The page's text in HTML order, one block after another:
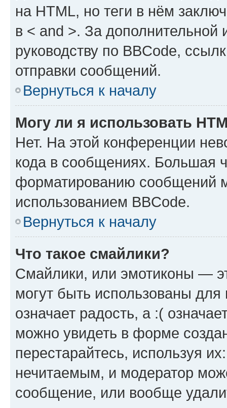
на HTML, но теги в нём
в < and >. За
руководству по BBCode,
отправки сообщений.
Вернуться к началу
Могу ли я использовать
Нет. На этой конференции
кода в сообщениях. Большая
форматированию сообщений
использованием BBCode.
Вернуться к началу
Что такое смайлики?
Смайлики, или эмотиконы —
могут быть использованы
означает радость, а :(
можно увидеть в форме
перестарайтесь, используя
нечитаемым, и модератор
сообщение, или вообще